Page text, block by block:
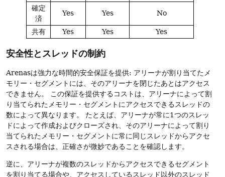
確定
済
Yes Yes No
共有 Yes Yes Yes
安全性とスレッドの制約
Arenasは強力な時間的安全保証を提供: アリーナが割り当てたメ
モリー・セグメントには、そのアリーナを閉じたあとはアクセス
できません。
この保証を提供するコストは、アリーナによって割
り当てられたメモリー・セグメントにアクセスできるスレッドの
数によって異なります。
たとえば、アリーナが常に1つのスレッ
ドによって作成およびクローズされ、そのアリーナによって割り
当てられたメモリー・セグメントに常に同じスレッドからアクセ
スされる場合は、正確さが微妙であることを確認します。
逆に、アリーナが複数のスレッドからアクセスできるセグメント
を割り当てる場合や、アクセスしているスレッド以外のスレッド